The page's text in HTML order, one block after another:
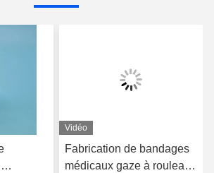
Vidéo
Fabrication de bandages
médicaux gaze à rouleaux